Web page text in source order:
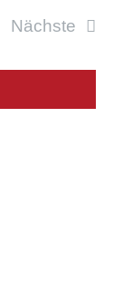
Nächste